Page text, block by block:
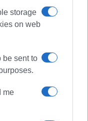
storage
on web
be sent to
me
από το
στις